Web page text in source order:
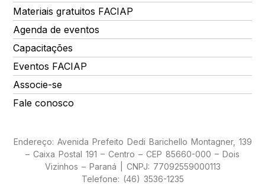
Materiais gratuitos FACIAP
Agenda de eventos
Capacitações
Eventos FACIAP
Associe-se
Fale conosco
Endereço: Avenida Prefeito Dedi Barichello Montagner, 139
– Caixa Postal 191 – Centro – CEP 85660-000 – Dois
Vizinhos – Paraná | CNPJ: 77092559000113
Telefone: (46) 3536-1235